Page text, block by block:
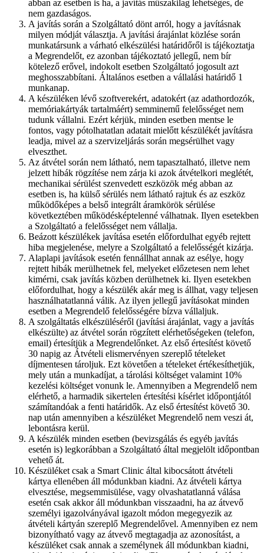
abban az esetben is ha, a javítás műszakilag lehetséges, de
nem gazdaságos.
A javítás során a Szolgáltató dönt arról, hogy a javításnak
milyen módját választja. A javítási árajánlat közlése során
munkatársunk a várható elkészülési határidőről is tájékoztatja
a Megrendelőt, ez azonban tájékoztató jellegű, nem bír
kötelező erővel, indokolt esetben Szolgáltató jogosult azt
meghosszabbítani. Általános esetben a vállalási határidő 1
munkanap.
A készüléken lévő szoftverekért, adatokért (az adathordozók,
memóriakártyák tartalmáért) semminemű felelősséget nem
tudunk vállalni. Ezért kérjük, minden esetben mentse le
fontos, vagy pótolhatatlan adatait mielőtt készülékét javításra
leadja, mivel az a szervizeljárás során megsérülhet vagy
elveszthet.
Az átvétel során nem látható, nem tapasztalható, illetve nem
jelzett hibák rögzítése nem zárja ki azok átvételkori meglétét,
mechanikai sérülést szenvedett eszközök még abban az
esetben is, ha külső sérülés nem látható rajtuk és az eszköz
működőképes a belső integrált áramkörök sérülése
következtében működésképtelenné válhatnak. Ilyen esetekben
a Szolgáltató a felelősséget nem vállalja.
Beázott készülékek javítása esetén előfordulhat egyéb rejtett
hiba megjelenése, melyre a Szolgáltató a felelősségét kizárja.
Alaplapi javítások esetén fennállhat annak az esélye, hogy
rejtett hibák merülhetnek fel, melyeket előzetesen nem lehet
kimérni, csak javítás közben derülhetnek ki. Ilyen esetekben
előfordulhat, hogy a készülék akár meg is állhat, vagy teljesen
használhatatlanná válik. Az ilyen jellegű javításokat minden
esetben a Megrendelő felelősségére bízva vállaljuk.
A szolgáltatás elkészüléséről (javítási árajánlat, vagy a javítás
elkészülte) az átvétel során rögzített elérhetőségeken (telefon,
email) értesítjük a Megrendelőnket. Az első értesítést követő
30 napig az Átvételi elismervényen szereplő tételeket
díjmentesen tároljuk. Ezt követően a tételeket értékesíthetjük,
mely után a munkadíjat, a tárolási költséget valamint 10%
kezelési költséget vonunk le. Amennyiben a Megrendelő nem
elérhető, a harmadik sikertelen értesítési kísérlet időpontjától
számítandóak a fenti határidők. Az első értesítést követő 30.
nap után amennyiben a készüléket Megrendelő nem veszi át,
lebontásra kerül.
A készülék minden esetben (bevizsgálás és egyéb javítás
esetén is) legkorábban a Szolgáltató által megjelölt időpontban
vehető át.
Készüléket csak a Smart Clinic által kibocsátott átvételi
kártya ellenében áll módunkban kiadni. Az átvételi kártya
elvesztése, megsemmisülése, vagy olvashatatlanná válása
esetén csak akkor áll módunkban visszaadni, ha az átvevő
személyi igazolványával igazolt módon megegyezik az
átvételi kártyán szereplő Megrendelővel. Amennyiben ez nem
bizonyítható vagy az átvevő megtagadja az azonosítást, a
készüléket csak annak a személynek áll módunkban kiadni,